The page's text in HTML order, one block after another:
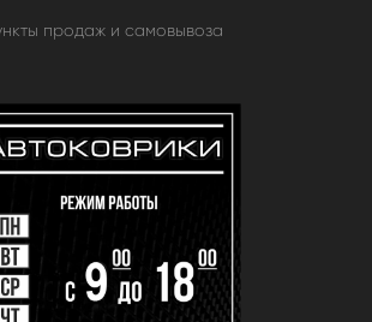
продаж и самовывоза